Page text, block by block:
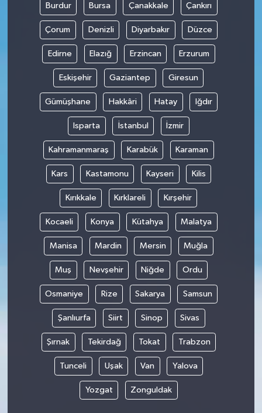
Burdur Bursa Çanakkale Çankırı
Çorum Denizli Diyarbakır Düzce
Edirne Elazığ Erzincan Erzurum
Eskişehir Gaziantep Giresun
Gümüşhane Hakkâri Hatay Iğdır
Isparta İstanbul İzmir
Kahramanmaraş Karabük Karaman
Kars Kastamonu Kayseri Kilis
Kırıkkale Kırklareli Kırşehir
Kocaeli Konya Kütahya Malatya
Manisa Mardin Mersin Muğla
Muş Nevşehir Niğde Ordu
Osmaniye Rize Sakarya Samsun
Şanlıurfa Siirt Sinop Sivas
Şırnak Tekirdağ Tokat Trabzon
Tunceli Uşak Van Yalova
Yozgat Zonguldak